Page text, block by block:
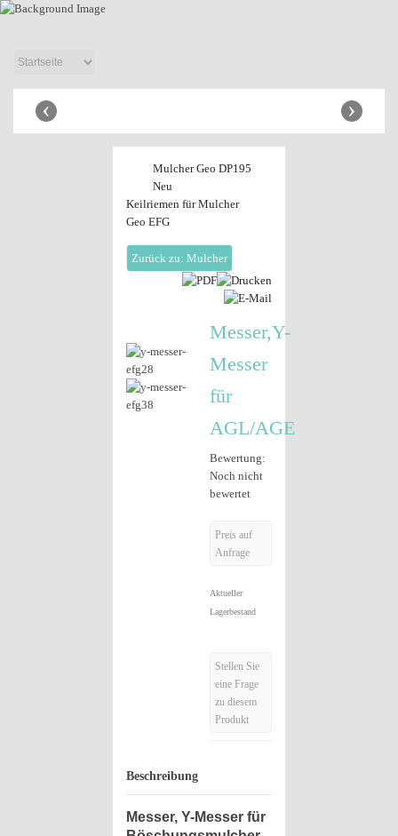
›
‹
Mulcher Geo DP195
Neu
Keilriemen für Mulcher
Geo EFG
Zurück zu: Mulcher
Messer,Y-
Messer
für
AGL/AGE
Bewertung:
Noch nicht
bewertet
Preis auf
Anfrage
Aktueller
Lagerbestand
Stellen Sie
eine Frage
zu diesem
Produkt
Beschreibung
Messer, Y-Messer für